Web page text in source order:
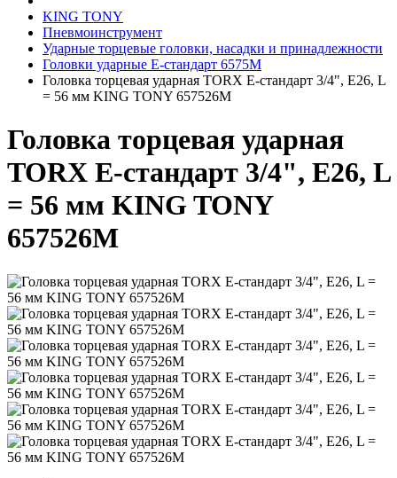
KING TONY
Пневмоинструмент
Ударные торцевые головки, насадки и принадлежности
Головки ударные Е-стандарт 6575M
Головка торцевая ударная TORX Е-стандарт 3/4", E26, L
= 56 мм KING TONY 657526M
Головка торцевая ударная
TORX Е-стандарт 3/4", E26, L
= 56 мм KING TONY
657526M